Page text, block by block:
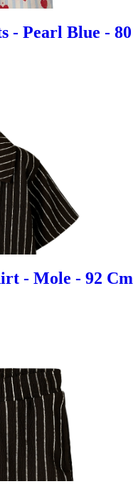
- Pearl Blue - 80
- Mole - 92 Cm